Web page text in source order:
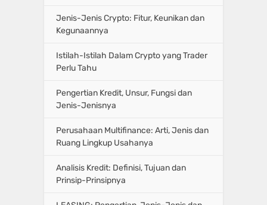
Jenis-Jenis Crypto: Fitur, Keunikan dan
Kegunaannya
Istilah-Istilah Dalam Crypto yang Trader
Perlu Tahu
Pengertian Kredit, Unsur, Fungsi dan
Jenis-Jenisnya
Perusahaan Multifinance: Arti, Jenis dan
Ruang Lingkup Usahanya
Analisis Kredit: Definisi, Tujuan dan
Prinsip-Prinsipnya